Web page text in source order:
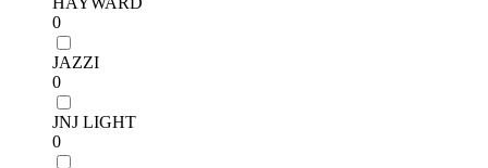
0
JAZZI
0
JNJ LIGHT
0